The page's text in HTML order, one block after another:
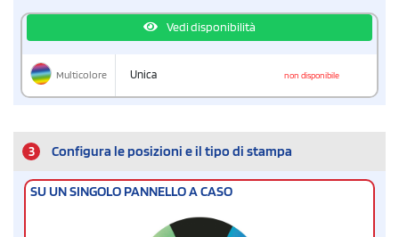
Vedi disponibilità
Multicolore Unica non disponibile
3 Configura le posizioni e il tipo di stampa
SU UN SINGOLO PANNELLO A CASO